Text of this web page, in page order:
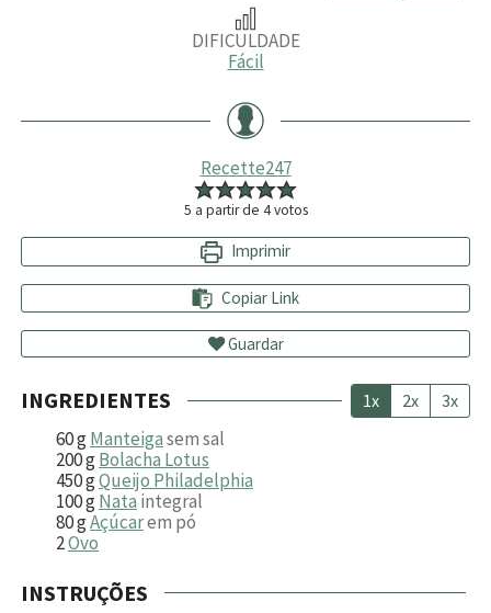
DIFICULDADE
Fácil
Recette247
5 a partir de 4votos
Imprimir
Copiar Link
Guardar
INGREDIENTES 1x 2x 3x
60gManteigasem sal
200gBolacha Lotus
450gQueijo Philadelphia
100gNata integral
80gAçúcarem pó
2Ovo
INSTRUÇÕES